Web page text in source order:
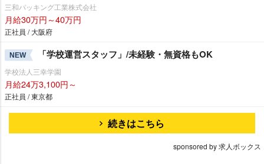
三和パッキング工業株式会社
月給30万円～40万円
正社員 / 大阪府
NEW 「学校運営スタッフ」/未経験・無資格もOK
学校法人三幸学園
月給24万3,100円～
正社員 / 東京都
続きはこちら
sponsored by 求人ボックス